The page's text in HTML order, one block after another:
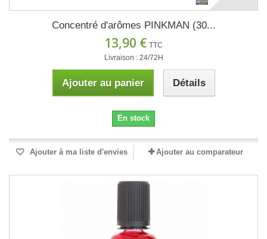
Concentré d'arômes PINKMAN (30...
13,90 € TTC
Livraison : 24/72H
Ajouter au panier Détails
En stock
Ajouter à ma liste d'envies Ajouter au comparateur